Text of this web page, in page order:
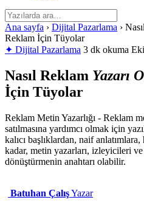
Ana sayfa › Dijital Pazarlama ›
Reklam İçin Tüyolar
✦ Dijital Pazarlama 3 dk okuma
Nasıl Reklam Yazarı
İçin Tüyolar
Reklam Metin Yazarlığı - Reklam
satılmasına yardımcı olmak için
kalıcı başlıklardan, naif anlatımlara,
kadar, metin yazarları, izleyicileri
dönüştürmenin anahtarı olabilir.
Batuhan ÇalışYazar